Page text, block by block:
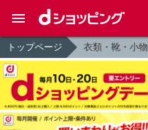
トップページ 衣類・靴・小物